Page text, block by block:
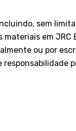
sem
em JRC
ou por